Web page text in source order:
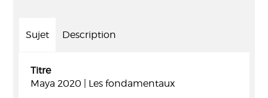
Sujet Description
Titre
Maya 2020 | Les fondamentaux